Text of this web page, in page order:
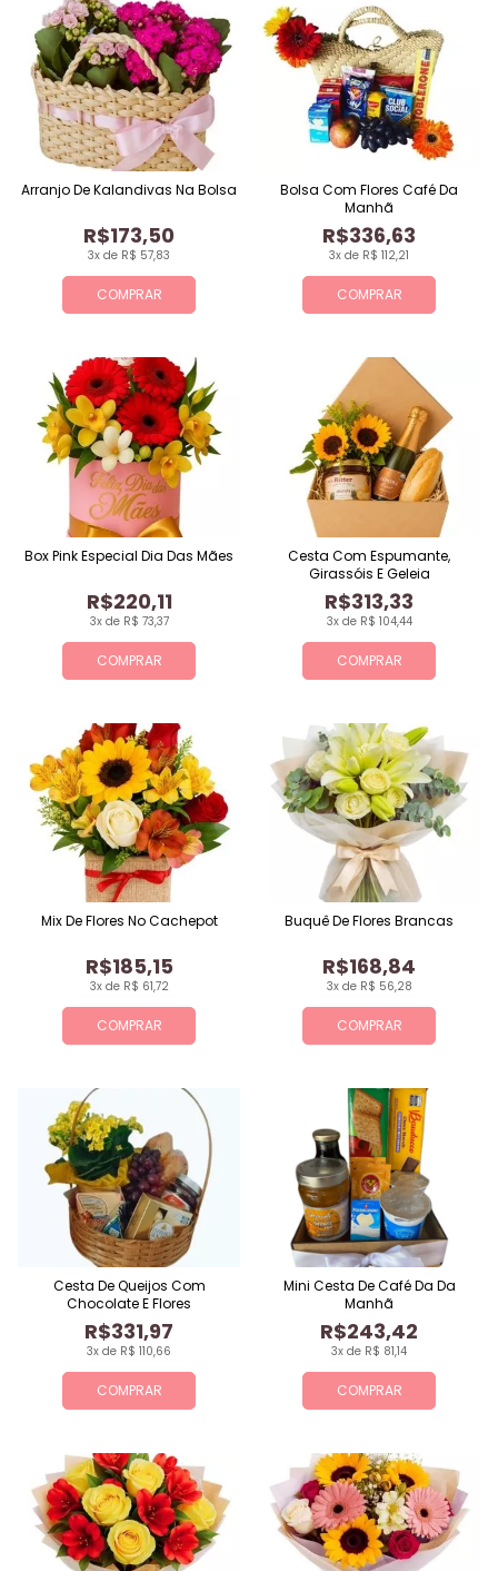
COMPRAR
3x de R$ 57,83
R$173,50
Arranjo De Kalandivas Na Bolsa
COMPRAR
3x de R$ 112,21
R$336,63
Bolsa Com Flores Café Da
Manhã
COMPRAR
3x de R$ 73,37
R$220,11
Box Pink Especial Dia Das Mães
COMPRAR
3x de R$ 104,44
R$313,33
Cesta Com Espumante,
Girassóis E Geleia
COMPRAR
3x de R$ 61,72
R$185,15
Mix De Flores No Cachepot
COMPRAR
3x de R$ 56,28
R$168,84
Buquê De Flores Brancas
COMPRAR
3x de R$ 110,66
R$331,97
Cesta De Queijos Com
Chocolate E Flores
COMPRAR
3x de R$ 81,14
R$243,42
Mini Cesta De Café Da Da
Manhã